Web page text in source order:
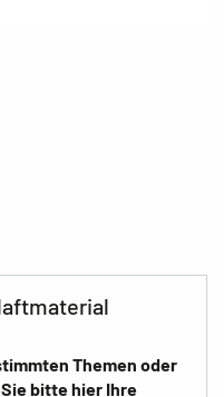
Themen oder
bitte hier Ihre